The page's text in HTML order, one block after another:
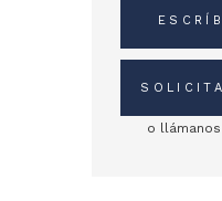
o llámanos